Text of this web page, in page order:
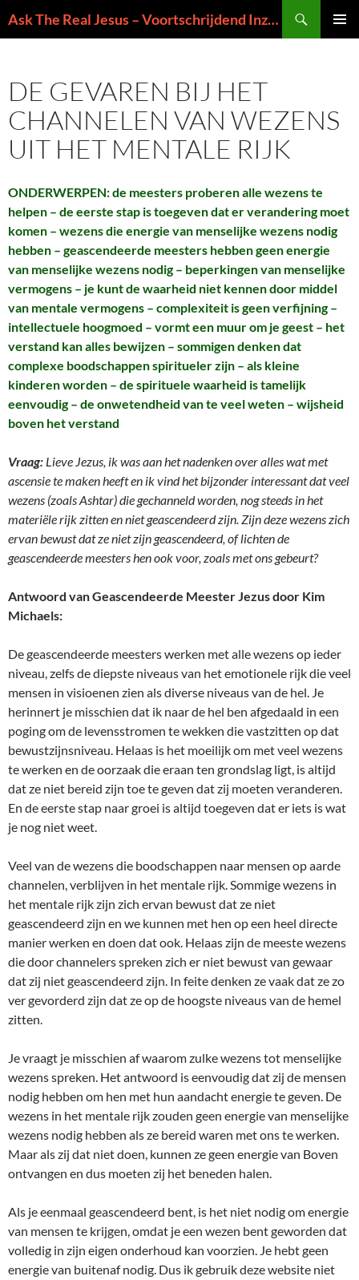
naar
Ask The Real Jesus – Voortschrijdend Inzicht in de Zin van het Leven
DE GEVAREN BIJ HET
CHANNELEN VAN WEZENS
UIT HET MENTALE RIJK
ONDERWERPEN: de meesters proberen alle wezens te
helpen – de eerste stap is toegeven dat er verandering moet
komen – wezens die energie van menselijke wezens nodig
hebben – geascendeerde meesters hebben geen energie
van menselijke wezens nodig – beperkingen van menselijke
vermogens – je kunt de waarheid niet kennen door middel
van mentale vermogens – complexiteit is geen verfijning –
intellectuele hoogmoed – vormt een muur om je geest – het
verstand kan alles bewijzen – sommigen denken dat
complexe boodschappen spiritueler zijn – als kleine
kinderen worden – de spirituele waarheid is tamelijk
eenvoudig – de onwetendheid van te veel weten – wijsheid
boven het verstand
Vraag: Lieve Jezus, ik was aan het nadenken over alles wat met
ascensie te maken heeft en ik vind het bijzonder interessant dat veel
wezens (zoals Ashtar) die gechanneld worden, nog steeds in het
materiële rijk zitten en niet geascendeerd zijn. Zijn deze wezens zich
ervan bewust dat ze niet zijn geascendeerd, of lichten de
geascendeerde meesters hen ook voor, zoals met ons gebeurt?
Antwoord van Geascendeerde Meester Jezus door Kim
Michaels:
De geascendeerde meesters werken met alle wezens op ieder
niveau, zelfs de diepste niveaus van het emotionele rijk die veel
mensen in visioenen zien als diverse niveaus van de hel. Je
herinnert je misschien dat ik naar de hel ben afgedaald in een
poging om de levensstromen te wekken die vastzitten op dat
bewustzijnsniveau. Helaas is het moeilijk om met veel wezens
te werken en de oorzaak die eraan ten grondslag ligt, is altijd
dat ze niet bereid zijn toe te geven dat zij moeten veranderen.
En de eerste stap naar groei is altijd toegeven dat er iets is wat
je nog niet weet.
Veel van de wezens die boodschappen naar mensen op aarde
channelen, verblijven in het mentale rijk. Sommige wezens in
het mentale rijk zijn zich ervan bewust dat ze niet
geascendeerd zijn en we kunnen met hen op een heel directe
manier werken en doen dat ook. Helaas zijn de meeste wezens
die door channelers spreken zich er niet bewust van gewaar
dat zij niet geascendeerd zijn. In feite denken ze vaak dat ze zo
ver gevorderd zijn dat ze op de hoogste niveaus van de hemel
zitten.
Je vraagt je misschien af waarom zulke wezens tot menselijke
wezens spreken. Het antwoord is eenvoudig dat zij de mensen
nodig hebben om hen met hun aandacht energie te geven. De
wezens in het mentale rijk zouden geen energie van menselijke
wezens nodig hebben als ze bereid waren met ons te werken.
Maar als zij dat niet doen, kunnen ze geen energie van Boven
ontvangen en dus moeten zij het beneden halen.
Als je eenmaal geascendeerd bent, is het niet nodig om energie
van mensen te krijgen, omdat je een wezen bent geworden dat
volledig in zijn eigen onderhoud kan voorzien. Je hebt geen
energie van buitenaf nodig. Dus ik gebruik deze website niet